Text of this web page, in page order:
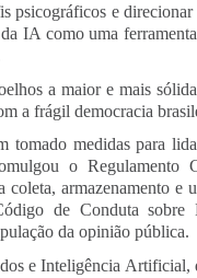
e direcionar
IA como uma
a maior e mais
a frágil democracia
tomado medidas para
o Regulamento
coleta, armazenamento
de Conduta sobre
da opinião pública.
e Inteligência Artificial,